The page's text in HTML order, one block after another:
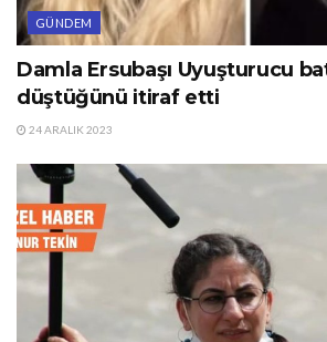
GÜNDEM
Damla Ersubaşı Uyuşturucu
düştüğünü itiraf etti
24 ARALIK 2023